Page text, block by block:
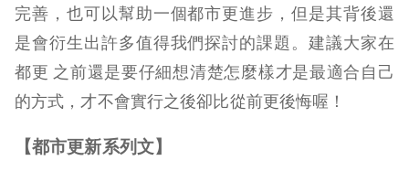
完善，也可以幫助一個都市更進步，但是其背後還
是會衍生出許多值得我們探討的課題。建議大家在
都更 之前還是要仔細想清楚怎麼樣才是最適合自己
的方式，才不會實行之後卻比從前更後悔喔！
【都市更新系列文】